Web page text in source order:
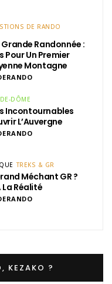
DE RANDO
Randonnée :
Pour Un Premier
Montagne
DÔME
Incontournables
L’Auvergne
TREKS & GR
Méchant GR ?
La Réalité
KEZAKO ?